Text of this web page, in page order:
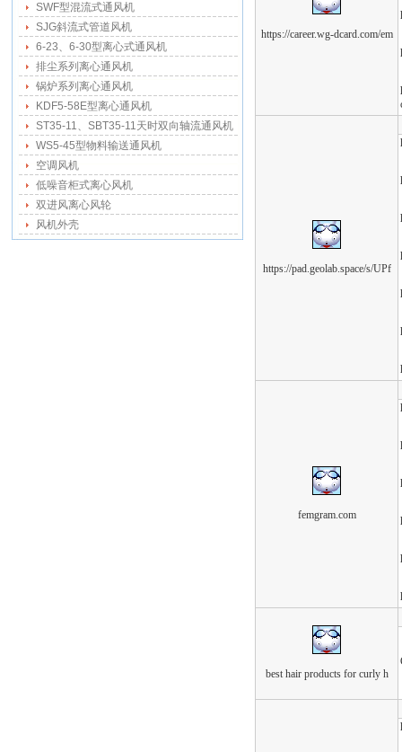
SWF型混流式通风机
SJG斜流式管道风机
6-23、6-30型离心式通风机
排尘系列离心通风机
锅炉系列离心通风机
KDF5-58E型离心通风机
ST35-11、SBT35-11天时双向轴流通风机
WS5-45型物料输送通风机
空调风机
低噪音柜式离心风机
双进风离心风轮
风机外壳
https://career.wg-dcard.com/em
https://pad.geolab.space/s/UPf
femgram.com
best hair products for curly h